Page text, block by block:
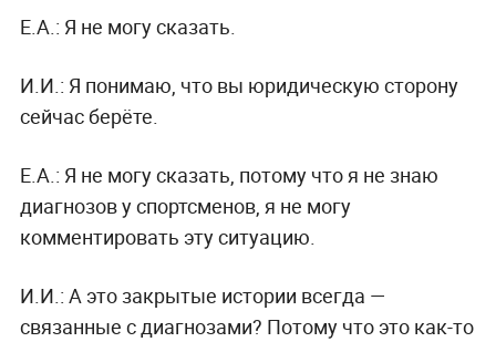
Е.А.: Я не могу сказать.
И.И.: Я понимаю, что вы юридическую сторону
сейчас берёте.
Е.А.: Я не могу сказать, потому что я не знаю
диагнозов у спортсменов, я не могу
комментировать эту ситуацию.
И.И.: А это закрытые истории всегда —
связанные с диагнозами? Потому что это как-то